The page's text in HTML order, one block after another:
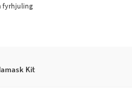
fyrhjuling
Kit